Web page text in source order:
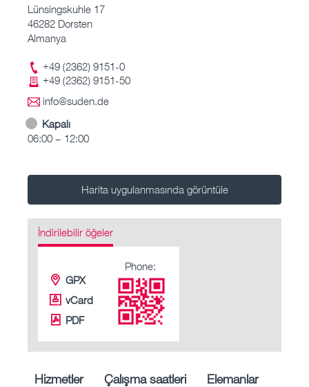
Lünsingskuhle 17
46282 Dorsten
Almanya
+49 (2362) 9151-0
+49 (2362) 9151-50
info@suden.de
Kapalı
06:00 – 12:00
Harita uygulanmasında görüntüle
İndirilebilir öğeler
GPX
vCard
PDF
Phone:
Hizmetler Çalışma saatleri Elemanlar